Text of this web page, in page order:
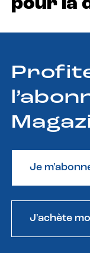
pour la
Je
J'achète